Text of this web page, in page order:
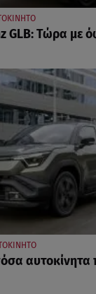
GLB: Τώρα με
αυτοκίνητα